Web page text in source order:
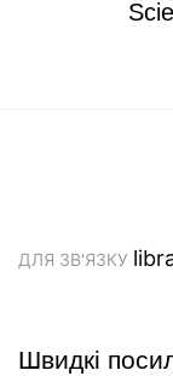
ДЛЯ ЗВ'ЯЗКУ
Швидкі